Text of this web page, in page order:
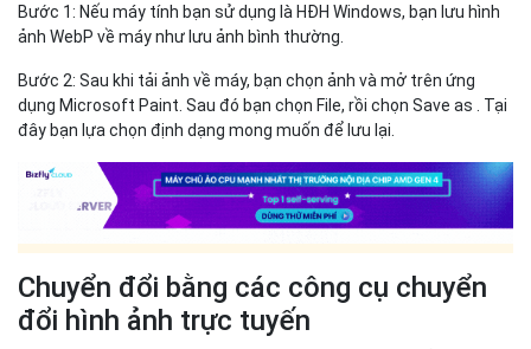
Bước 1: Nếu máy tính bạn sử dụng là HĐH Windows, bạn lưu hình
ảnh WebP về máy như lưu ảnh bình thường.
Bước 2: Sau khi tải ảnh về máy, bạn chọn ảnh và mở trên ứng
dụng Microsoft Paint. Sau đó bạn chọn File, rồi chọn Save as . Tại
đây bạn lựa chọn định dạng mong muốn để lưu lại.
Chuyển đổi bằng các công cụ chuyển
đổi hình ảnh trực tuyến